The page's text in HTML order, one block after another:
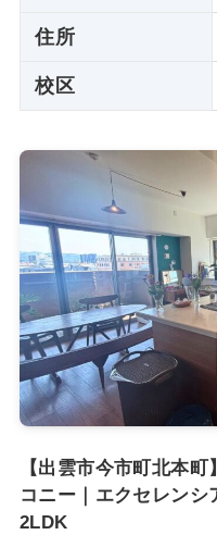
住所
校区
【出雲市今市町北本
コニー｜エクセレンシ
2LDK